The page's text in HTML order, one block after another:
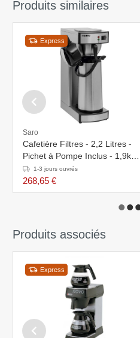
Produits similaires
Express
Saro
Cafetière Filtres - 2,2 Litres -
Pichet à Pompe Inclus - 1,9kW -
195x360x550(h)mm
1-3 jours ouvrés
268,65 €
Produits associés
Express